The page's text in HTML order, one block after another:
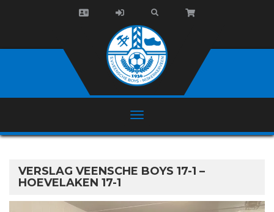
VERSLAG VEENSCHE BOYS 17-1 –
HOEVELAKEN 17-1